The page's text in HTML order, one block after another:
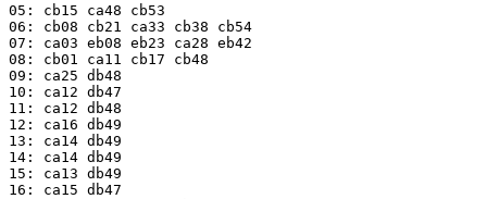
05: cb15 ca48 cb53
06: cb08 cb21 ca33 cb38 cb54
07: ca03 eb08 eb23 ca28 eb42
08: cb01 ca11 cb17 cb48
09: ca25 db48
10: ca12 db47
11: ca12 db48
12: ca16 db49
13: ca14 db49
14: ca14 db49
15: ca13 db49
16: ca15 db47